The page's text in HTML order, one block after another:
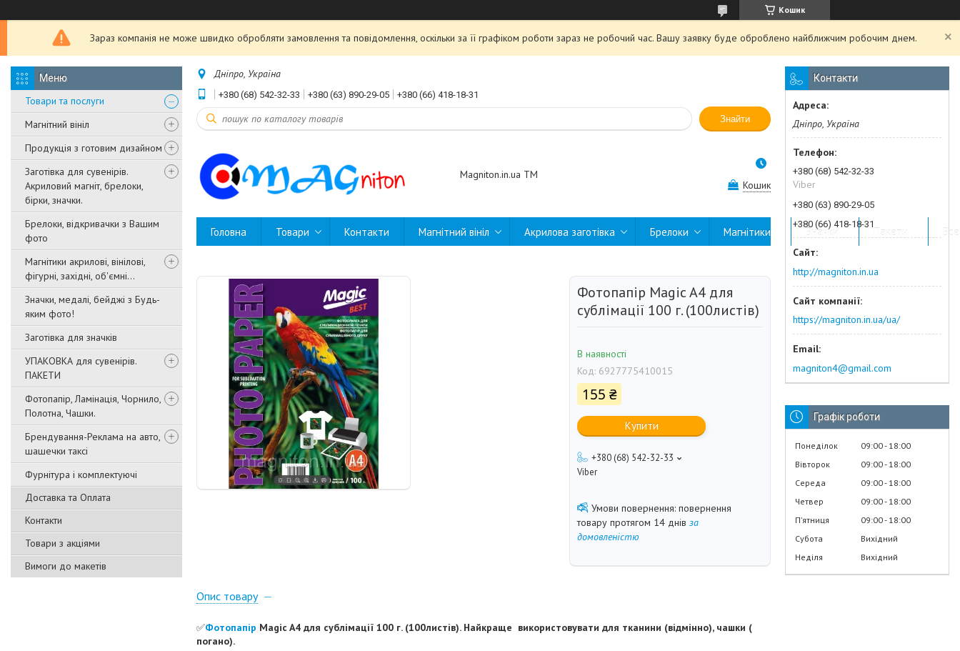
Кошик
Зараз компанія не може швидко обробляти замовлення та повідомлення, оскільки за її графіком роботи зараз не робочий час. Вашу заявку буде оброблено найближчим робочим днем.
Товари та послуги
Магнітний вініл
Продукція з готовим дизайном
Заготівка для сувенірів.
Акриловий магніт, брелоки,
бірки, значки.
Брелоки, відкривачки з Вашим
фото
Магнітики акрилові, вінілові,
фігурні, західні, об'ємні...
Значки, медалі, бейджі з Будь-
яким фото!
Заготівка для значків
УПАКОВКА для сувенірів.
ПАКЕТИ
Фотопапір, Ламінація, Чорнило,
Полотна, Чашки.
Брендування-Реклама на авто,
шашечки таксі
Фурнітура і комплектуючі
Доставка та Оплата
Контакти
Товари з акціями
Вимоги до макетів
Дніпро, Україна
+380 (68) 542-32-33 +380 (63) 890-29-05 +380 (66) 418-18-31
Знайти
Magniton.in.ua ТМ
Кошик
Головна Товари Контакти Магнітний вініл Акрилова заготівка Брелоки Магнітики Значки Пакети
Фотопапір Magic A4 для
сублімації 100 г. (100листів)
В наявності
Код: 6927775410015
155 ₴
Купити
+380 (68) 542-32-33
Viber
повернення
товару протягом 14 днів за
домовленістю
Опис товару
✅️Фотопапір Magic A4 для сублімації 100 г. (100листів). Найкраще використовувати для тканини (відмінно), чашки (
погано).
Контакти
Дніпро, Україна
+380 (68) 542-32-33
Viber
+380 (63) 890-29-05
+380 (66) 418-18-31
http://magniton.in.ua
https://magniton.in.ua/ua/
magniton4@gmail.com
Графік роботи
Понеділок 09:00 18:00
Вівторок
09:00 18:00
Середа
09:00 18:00
Четвер
09:00 18:00
Пʼятниця
09:00 18:00
Субота
Вихідний
Неділя
Вихідний